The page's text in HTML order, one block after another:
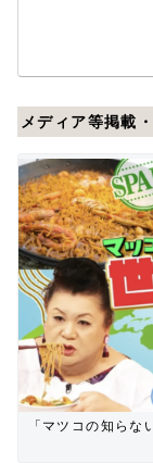
メディア等掲載
「マツコの知ら